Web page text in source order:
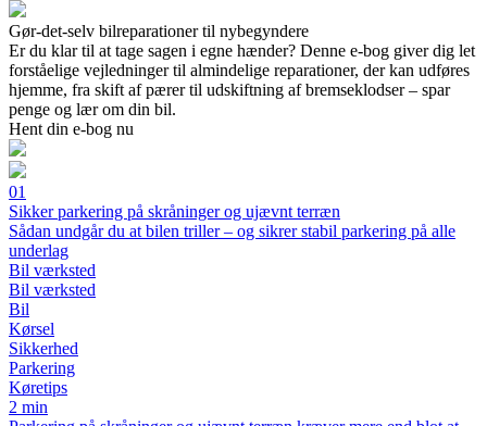
Gør-det-selv bilreparationer til nybegyndere
Er du klar til at tage sagen i egne hænder? Denne e-bog giver dig let
forståelige vejledninger til almindelige reparationer, der kan udføres
hjemme, fra skift af pærer til udskiftning af bremseklodser – spar
penge og lær om din bil.
Hent din e-bog nu
01
Sikker parkering på skråninger og ujævnt terræn
Sådan undgår du at bilen triller – og sikrer stabil parkering på alle
underlag
Bil værksted
Bil værksted
Bil
Kørsel
Sikkerhed
Parkering
Køretips
2 min